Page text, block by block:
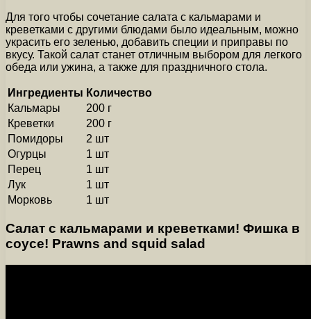
Для того чтобы сочетание салата с кальмарами и
креветками с другими блюдами было идеальным, можно
украсить его зеленью, добавить специи и приправы по
вкусу. Такой салат станет отличным выбором для легкого
обеда или ужина, а также для праздничного стола.
Ингредиенты Количество
Кальмары
200 г
Креветки
200 г
Помидоры
2 шт
Огурцы
1 шт
Перец
1 шт
Лук
1 шт
Морковь
1 шт
Cалат с кальмарами и креветками! Фишка в
соусе! Prawns and squid salad